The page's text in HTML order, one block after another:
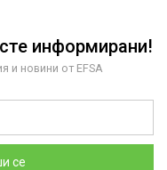
информирани!
и новини от EFSA
се